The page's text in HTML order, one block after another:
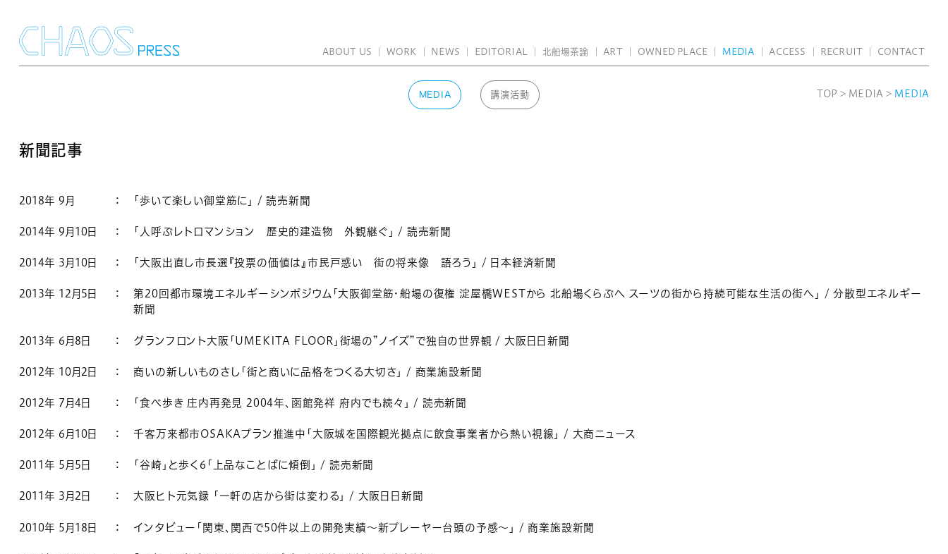
ABOUT US WORK NEWS EDITORIAL 北船場茶論 ART OWNED PLACE MEDIA ACCESS RECRUIT CONTACT
MEDIA 講演活動 TOP > MEDIA > MEDIA
新聞記事
2018年 9月 ： 「歩いて楽しい御堂筋に」 / 読売新聞
2014年 9月10日 ： 「人呼ぶレトロマンション 歴史的建造物 外観継ぐ」 / 読売新聞
2014年 3月10日 ： 「大阪出直し市長選『投票の価値は』市民戸惑い 街の将来像 語ろう」 / 日本経済新聞
2013年 12月5日 ：
第20回都市環境エネルギーシンポジウム「大阪御堂筋・船場の復権 淀屋橋WESTから 北船場くらぶへ スーツの街から持続可能な生活の街へ」 / 分散型エネルギー
新聞
2013年 6月8日 ： グランフロント大阪「UMEKITA FLOOR」街場の”ノイズ”で独自の世界観 / 大阪日日新聞
2012年 10月2日 ： 商いの新しいものさし「街と商いに品格をつくる大切さ」 / 商業施設新聞
2012年 7月4日 ： 「食べ歩き 庄内再発見 2004年、函館発祥 府内でも続々」 / 読売新聞
2012年 6月10日 ： 千客万来都市OSAKAプラン推進中「大阪城を国際観光拠点に飲食事業者から熱い視線」 / 大商ニュース
2011年 5月5日 ： 「谷崎」と歩く6「上品なことばに傾倒」 / 読売新聞
2011年 3月2日 ： 大阪ヒト元気録 「一軒の店から街は変わる」 / 大阪日日新聞
2010年 5月18日 ： インタビュー「関東、関西で50件以上の開発実績～新プレーヤー台頭の予感～」 / 商業施設新聞